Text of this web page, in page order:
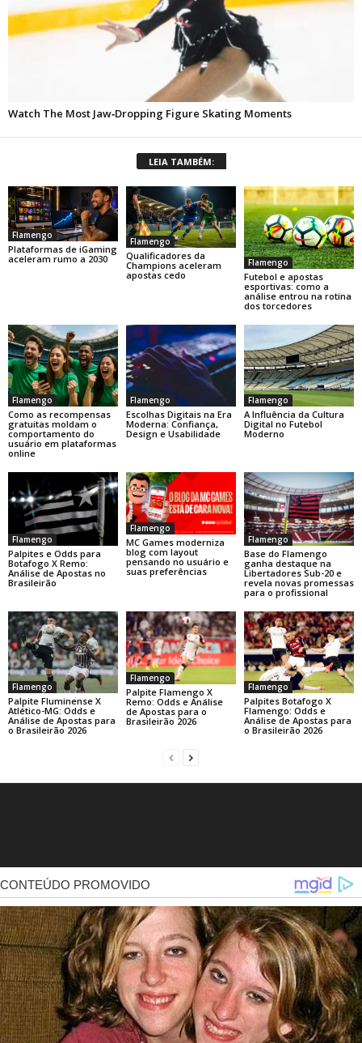
LEIA TAMBÉM:
Flamengo
Plataformas de iGaming
aceleram rumo a 2030
Flamengo
Qualificadores da
Champions aceleram
apostas cedo
Flamengo
Futebol e apostas
esportivas: como a
análise entrou na rotina
dos torcedores
Flamengo
Como as recompensas
gratuitas moldam o
comportamento do
usuário em plataformas
online
Flamengo
Escolhas Digitais na Era
Moderna: Confiança,
Design e Usabilidade
Flamengo
A Influência da Cultura
Digital no Futebol
Moderno
Flamengo
Palpites e Odds para
Botafogo X Remo:
Análise de Apostas no
Brasileirão
Flamengo
MC Games moderniza
blog com layout
pensando no usuário e
suas preferências
Flamengo
Base do Flamengo
ganha destaque na
Libertadores Sub-20 e
revela novas promessas
para o profissional
Flamengo
Palpite Fluminense X
Atlético-MG: Odds e
Análise de Apostas para
o Brasileirão 2026
Flamengo
Palpite Flamengo X
Remo: Odds e Análise
de Apostas para o
Brasileirão 2026
Flamengo
Palpites Botafogo X
Flamengo: Odds e
Análise de Apostas para
o Brasileirão 2026